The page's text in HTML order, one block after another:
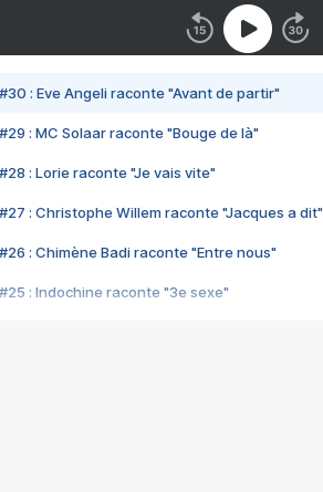
#30 : Eve Angeli raconte "Avant de partir"
#29 : MC Solaar raconte "Bouge de là"
#28 : Lorie raconte "Je vais vite"
#27 : Christophe Willem raconte "Jacques a dit"
#26 : Chimène Badi raconte "Entre nous"
#25 : Indochine raconte "3e sexe"